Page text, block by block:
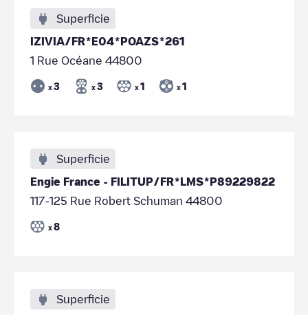
Superficie
IZIVIA/FR*E04*POAZS*261
1 Rue Océane 44800
x 3 x 3 x 1 x 1
Superficie
Engie France - FILITUP/FR*LMS*P89229822
117-125 Rue Robert Schuman 44800
x 8
Superficie